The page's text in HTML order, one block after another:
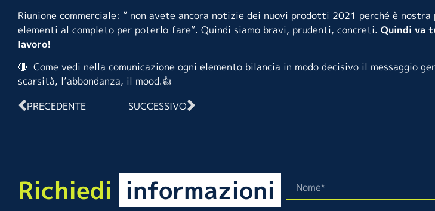
Riunione commerciale: “ non avete ancora notizie dei nuovi prodotti 2021 perché è
elementi al completo per poterlo fare”. Quindi siamo bravi, prudenti, concreti. Quindi va
lavoro!
🔴 Come vedi nella comunicazione ogni elemento bilancia in modo decisivo il messaggio
scarsità, l’abbondanza, il mood.👍
PRECEDENTE
SUCCESSIVO
Richiedi informazioni